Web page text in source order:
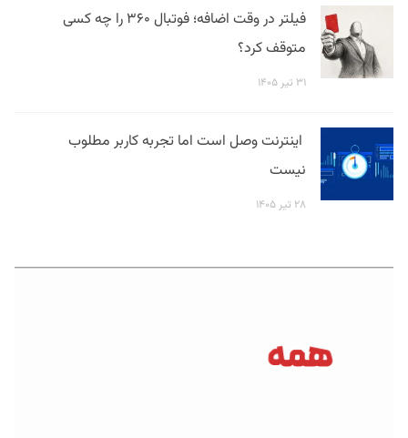
فیلتر در وقت اضافه؛ فوتبال ۳۶۰ را چه کسی
متوقف کرد؟
۳۱ تیر ۱۴۰۵
اینترنت وصل است اما تجربه کاربر مطلوب
نیست
۲۸ تیر ۱۴۰۵